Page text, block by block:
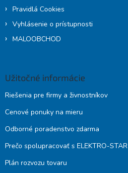
Pravidlá Cookies
Vyhlásenie o prístupnosti
MALOOBCHOD
Užitočné informácie
Riešenia pre firmy a živnostníkov
Cenové ponuky na mieru
Odborné poradenstvo zdarma
Prečo spolupracovať s ELEKTRO-STAR
Plán rozvozu tovaru